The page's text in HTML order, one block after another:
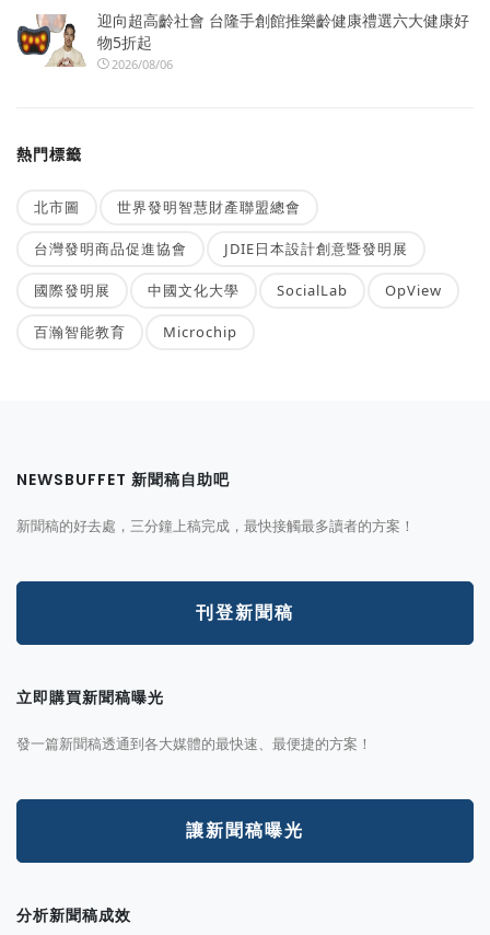
迎向超高齡社會 台隆手創館推樂齡健康禮選六大健康好
物5折起
2026/08/06
熱門標籤
北市圖 世界發明智慧財產聯盟總會
台灣發明商品促進協會 JDIE日本設計創意暨發明展
國際發明展 中國文化大學 SocialLab OpView
百瀚智能教育 Microchip
NEWSBUFFET 新聞稿自助吧
新聞稿的好去處，三分鐘上稿完成，最快接觸最多讀者的方案！
刊登新聞稿
立即購買新聞稿曝光
發一篇新聞稿透通到各大媒體的最快速、最便捷的方案！
讓新聞稿曝光
分析新聞稿成效